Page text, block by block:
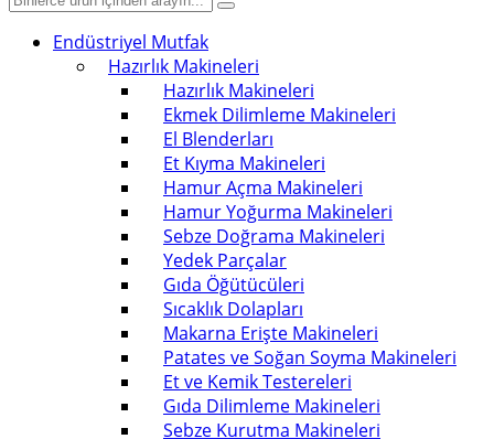
Endüstriyel Mutfak
Hazırlık Makineleri
Hazırlık Makineleri
Ekmek Dilimleme Makineleri
El Blenderları
Et Kıyma Makineleri
Hamur Açma Makineleri
Hamur Yoğurma Makineleri
Sebze Doğrama Makineleri
Yedek Parçalar
Gıda Öğütücüleri
Sıcaklık Dolapları
Makarna Erişte Makineleri
Patates ve Soğan Soyma Makineleri
Et ve Kemik Testereleri
Gıda Dilimleme Makineleri
Sebze Kurutma Makineleri